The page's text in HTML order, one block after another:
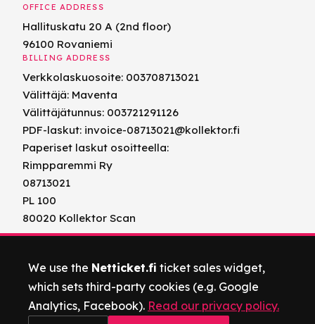
OFFICE ADDRESS
Hallituskatu 20 A (2nd floor)
96100 Rovaniemi
BILLING ADDRESS
Verkkolaskuosoite: 003708713021
Välittäjä: Maventa
Välittäjätunnus: 003721291126
PDF-laskut: invoice-08713021@kollektor.fi
Paperiset laskut osoitteella:
Rimpparemmi Ry
08713021
PL 100
80020 Kollektor Scan
We use the Netticket.fi ticket sales widget,
which sets third-party cookies (e.g. Google
Analytics, Facebook). Read our privacy policy.